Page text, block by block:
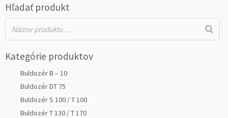
Hľadať produkt
Kategórie produktov
Buldozér B – 10
Buldozér DT 75
Buldozér S 100 / T 100
Buldozér T 130 / T 170